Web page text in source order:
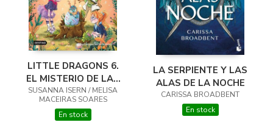
LITTLE DRAGONS 6.
EL MISTERIO DE LAS
ALAS
SUSANNA ISERN / MELISA
MACEIRAS SOARES
En stock
LA SERPIENTE Y LAS
ALAS DE LA NOCHE
CARISSA BROADBENT
En stock